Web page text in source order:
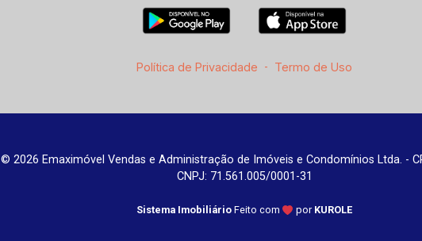
Política de Privacidade - Termo de Uso
© 2026 Emaximóvel Vendas e Administração de Imóveis e Condomínios Ltda. -
CNPJ: 71.561.005/0001-31
Sistema Imobiliário Feito com por KUROLE